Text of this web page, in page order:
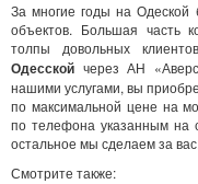
За многие годы на Одеской
объектов. Большая часть
толпы довольных
Одесской через АН
нашими услугами, вы
по максимальной цене на
по телефона указанным на
остальное мы сделаем за вас.
Смотрите также: